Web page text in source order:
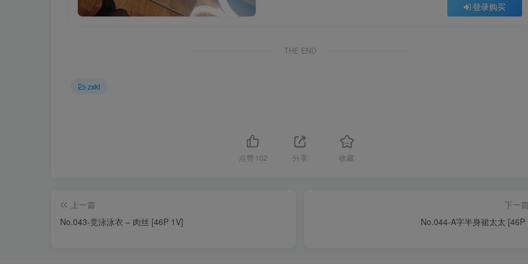
登录购买
THE END
zxkt
点赞 102 分享 收藏
上一篇
No.043-竞泳泳衣 – 肉丝 [46P 1V]
下一篇
No.044-A字半身裙太太 [46P